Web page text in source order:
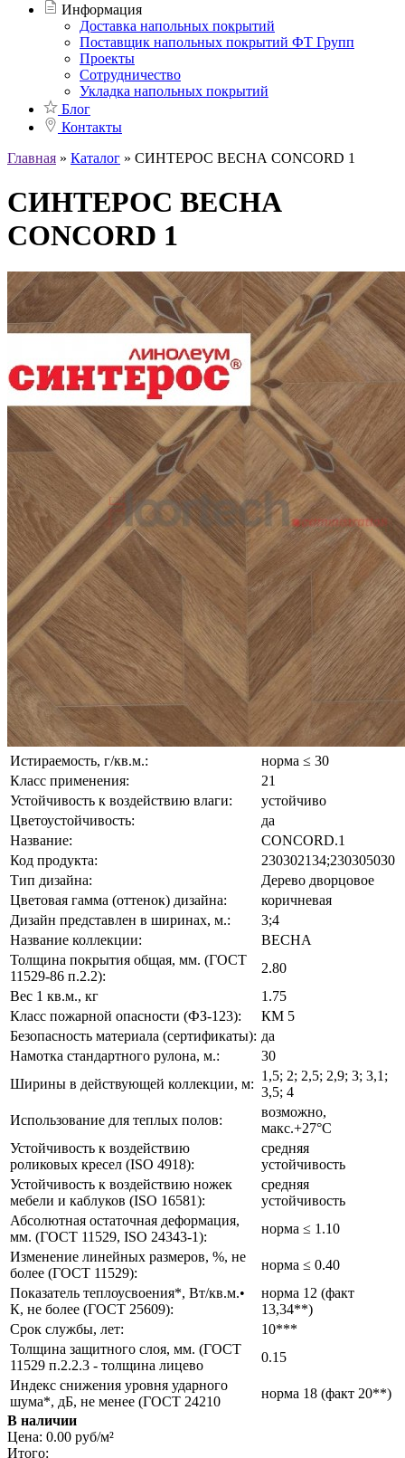
Информация
Доставка напольных покрытий
Поставщик напольных покрытий ФТ Групп
Проекты
Сотрудничество
Укладка напольных покрытий
Блог
Контакты
Главная » Каталог » СИНТЕРОС ВЕСНА CONCORD 1
СИНТЕРОС ВЕСНА
CONCORD 1
Истираемость, г/кв.м.:
норма ≤ 30
Класс применения:
21
Устойчивость к воздействию влаги:
устойчиво
Цветоустойчивость:
да
Название:
CONCORD.1
Код продукта:
230302134;230305030
Тип дизайна:
Дерево дворцовое
Цветовая гамма (оттенок) дизайна:
коричневая
Дизайн представлен в ширинах, м.:
3;4
Название коллекции:
ВЕСНА
Толщина покрытия общая, мм. (ГОСТ
11529-86 п.2.2):
2.80
Вес 1 кв.м., кг
1.75
Класс пожарной опасности (ФЗ-123):
КМ 5
Безопасность материала (сертификаты): да
Намотка стандартного рулона, м.:
30
Ширины в действующей коллекции, м:
1,5; 2; 2,5; 2,9; 3; 3,1;
3,5; 4
Использование для теплых полов:
возможно,
макс.+27°С
Устойчивость к воздействию
роликовых кресел (ISO 4918):
средняя
устойчивость
Устойчивость к воздействию ножек
мебели и каблуков (ISO 16581):
средняя
устойчивость
Абсолютная остаточная деформация,
мм. (ГОСТ 11529, ISO 24343-1):
норма ≤ 1.10
Изменение линейных размеров, %, не
более (ГОСТ 11529):
норма ≤ 0.40
Показатель теплоусвоения*, Вт/кв.м.•
К, не более (ГОСТ 25609):
норма 12 (факт
13,34**)
Срок службы, лет:
10***
Толщина защитного слоя, мм. (ГОСТ
11529 п.2.2.3 - толщина лицево
0.15
Индекс снижения уровня ударного
шума*, дБ, не менее (ГОСТ 24210
норма 18 (факт 20**)
В наличии
Цена: 0.00 руб/м²
Итого: